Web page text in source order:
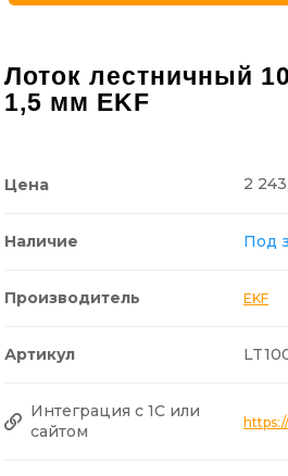
Лоток лестничный
1,5 мм EKF
Цена 2
Наличие Под
Производитель EKF
Артикул
Интеграция с 1С или
сайтом